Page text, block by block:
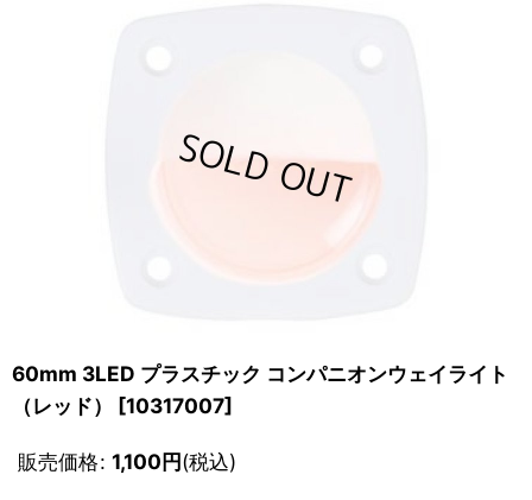
60mm 3LED プラスチック コンパニオンウェイライト
（レッド）
[10317007]
販売価格: 1,100円(税込)